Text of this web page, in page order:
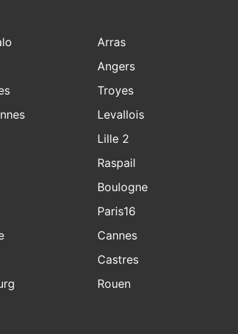
Arras
Angers
Troyes
Levallois
Lille 2
Raspail
Boulogne
Paris16
Cannes
Castres
Rouen